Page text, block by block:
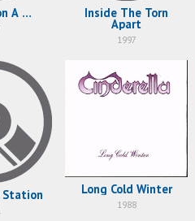
A … Inside The Torn
Apart
1997
Station Long Cold Winter
1988